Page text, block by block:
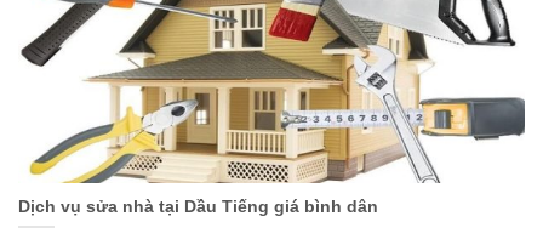
Dịch vụ sửa nhà tại Dầu Tiếng giá bình dân